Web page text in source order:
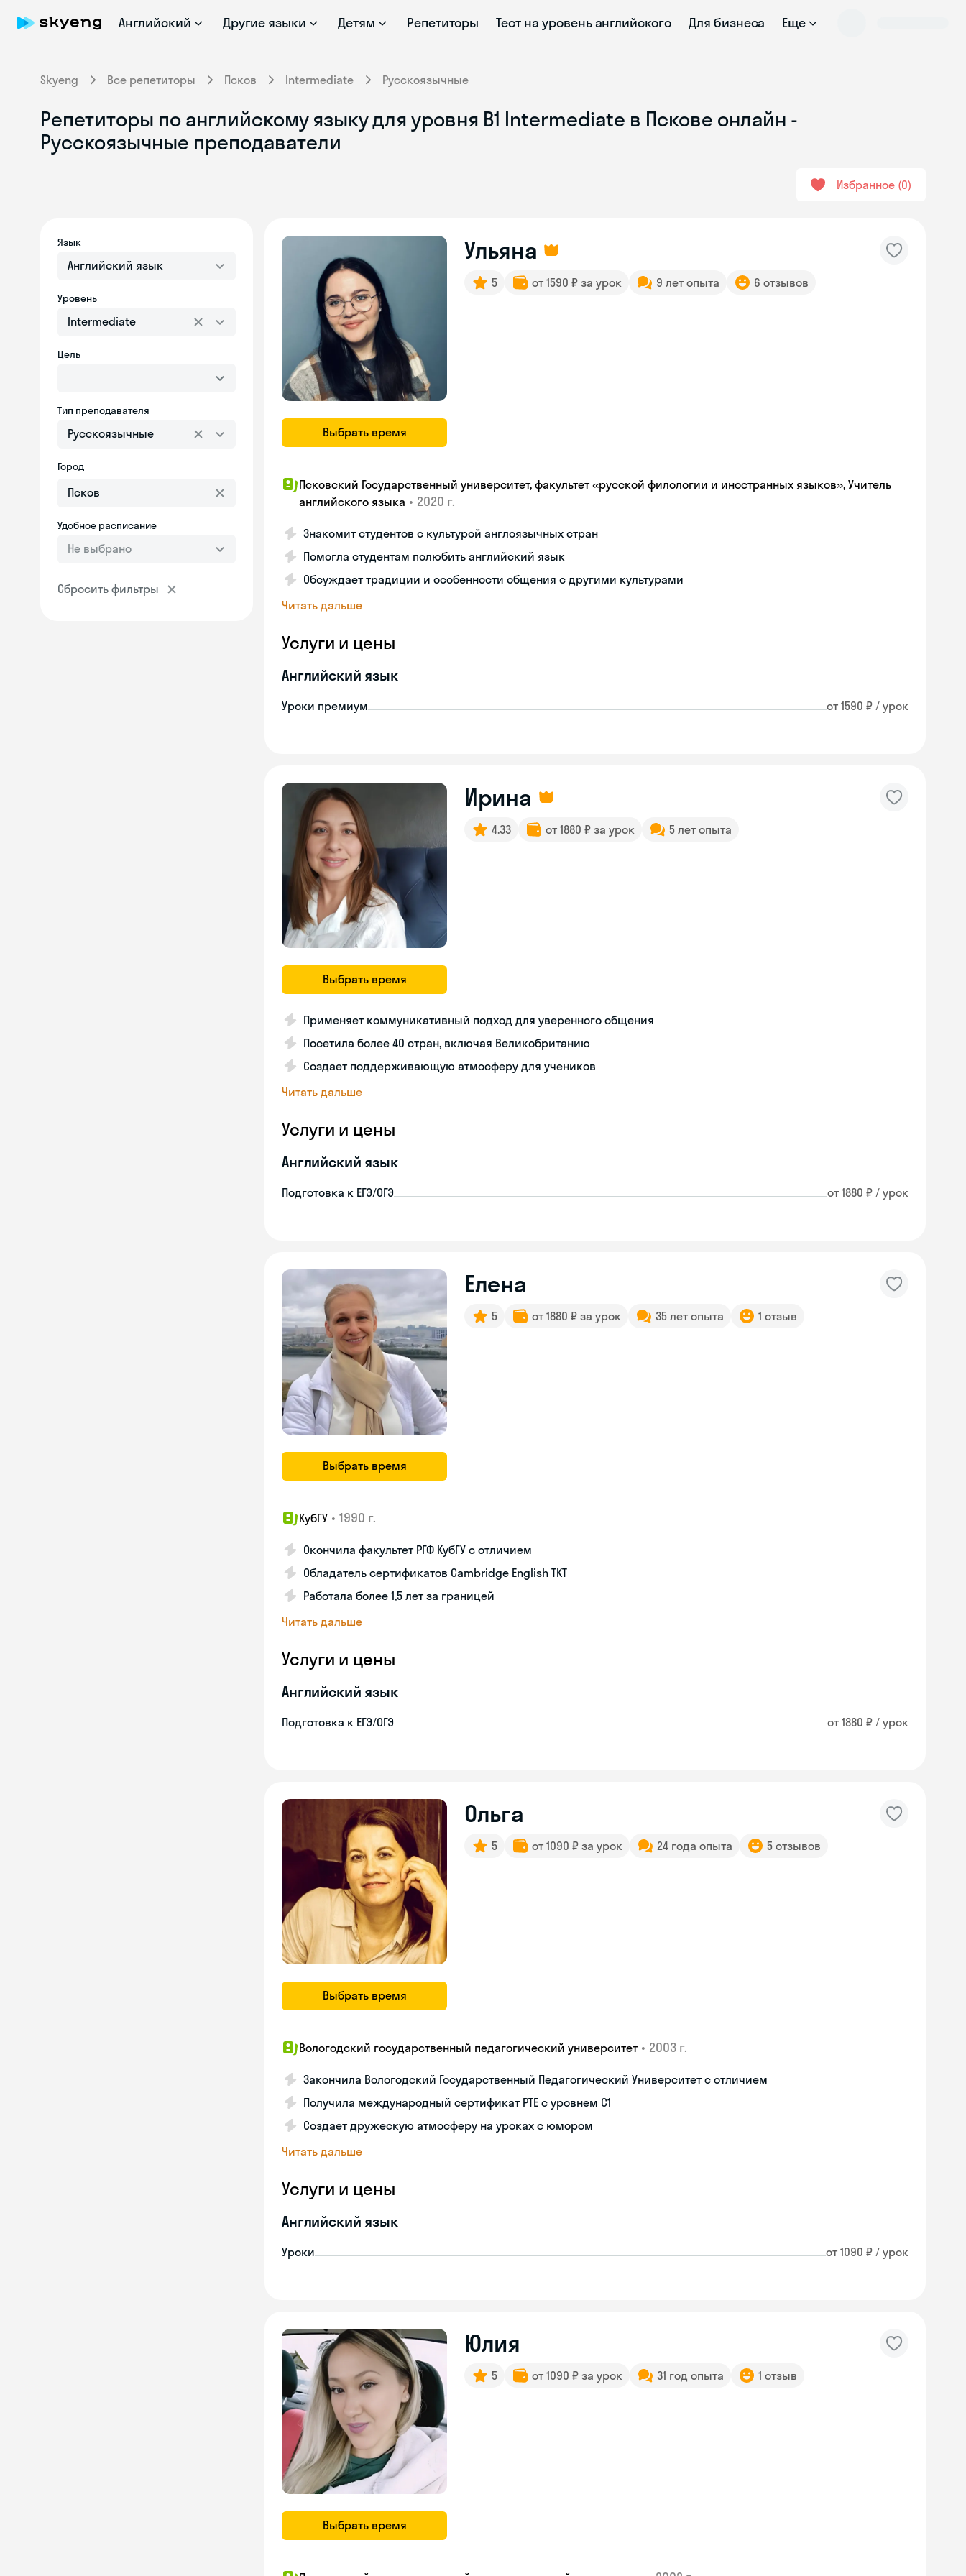
Английский Другие языки Детям Репетиторы Тест на уровень английского Для бизнеса Еще
Skyeng Все репетиторы Псков Intermediate Русскоязычные
Репетиторы по английскому языку для уровня B1 Intermediate в Пскове онлайн -
Русскоязычные преподаватели
Избранное 0
Язык
Английский язык
Уровень
Intermediate
Цель
Тип преподавателя
Русскоязычные
Город
Удобное расписание
Не выбрано
Сбросить фильтры
Выбрать время
Ульяна
5 от 1590 ₽ за урок 9 лет опыта 6 отзывов
Псковский Государственный университет, факультет «русской филологии и иностранных языков», Учитель
английского языка • 2020 г.
Знакомит студентов с культурой англоязычных стран
Помогла студентам полюбить английский язык
Обсуждает традиции и особенности общения с другими культурами
Читать дальше
Услуги и цены
Английский язык
Уроки премиум от 1590 ₽ / урок
Выбрать время
Ирина
4.33 от 1880 ₽ за урок 5 лет опыта
Применяет коммуникативный подход для уверенного общения
Посетила более 40 стран, включая Великобританию
Создает поддерживающую атмосферу для учеников
Читать дальше
Услуги и цены
Английский язык
Подготовка к ЕГЭ/ОГЭ от 1880 ₽ / урок
Выбрать время
Елена
5 от 1880 ₽ за урок 35 лет опыта 1 отзыв
КубГУ • 1990 г.
Окончила факультет РГФ КубГУ с отличием
Обладатель сертификатов Cambridge English TKT
Работала более 1,5 лет за границей
Читать дальше
Услуги и цены
Английский язык
Подготовка к ЕГЭ/ОГЭ от 1880 ₽ / урок
Выбрать время
Ольга
5 от 1090 ₽ за урок 24 года опыта 5 отзывов
Вологодский государственный педагогический университет • 2003 г.
Закончила Вологодский Государственный Педагогический Университет с отличием
Получила международный сертификат PTE с уровнем C1
Создает дружескую атмосферу на уроках с юмором
Читать дальше
Услуги и цены
Английский язык
Уроки от 1090 ₽ / урок
Выбрать время
Юлия
5 от 1090 ₽ за урок 31 год опыта 1 отзыв